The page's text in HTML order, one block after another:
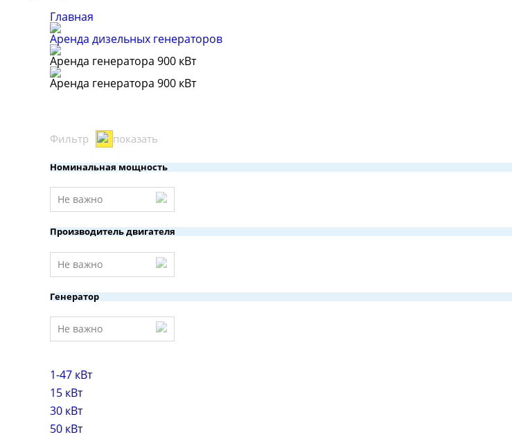
Главная
Аренда дизельных генераторов
Аренда генератора 900 кВт
Аренда генератора 900 кВт
Фильтр показать
Номинальная мощность
Не важно
Производитель двигателя
Не важно
Генератор
Не важно
1-47 кВт
15 кВт
30 кВт
50 кВт